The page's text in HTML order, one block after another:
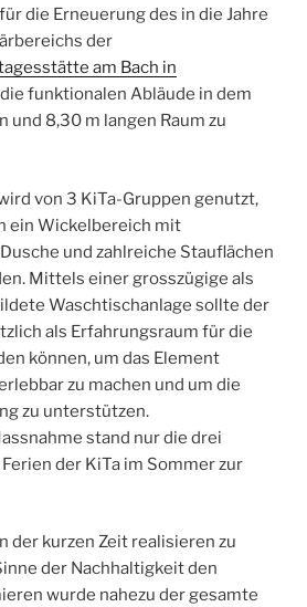
die Erneuerung des in die Jahre
der
am Bach in
funktionalen Abläude in dem
und 8,30 m langen Raum zu
von 3 KiTa-Gruppen genutzt,
ein Wickelbereich mit
und zahlreiche Stauflächen
Mittels einer grosszügige als
Waschtischanlage sollte der
als Erfahrungsraum für die
können, um das Element
zu machen und um die
zu unterstützen.
stand nur die drei
der KiTa im Sommer zur
der kurzen Zeit realisieren zu
der Nachhaltigkeit den
wurde nahezu der gesamte